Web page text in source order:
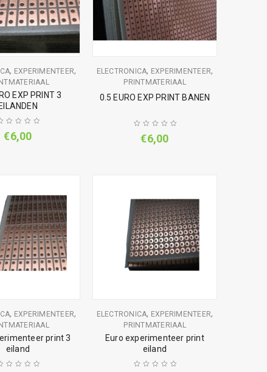
, EXPERIMENTEER,
EXP PRINT 3
EILANDEN
€6,00
ELECTRONICA, EXPERIMENTEER,
PRINTMATERIAAL
0.5 EURO EXP PRINT BANEN
€6,00
, EXPERIMENTEER,
print 3
eiland
ELECTRONICA, EXPERIMENTEER,
PRINTMATERIAAL
Euro experimenteer print
eiland